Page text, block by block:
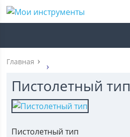
Главная
Пистолетный тип
Пистолетный тип